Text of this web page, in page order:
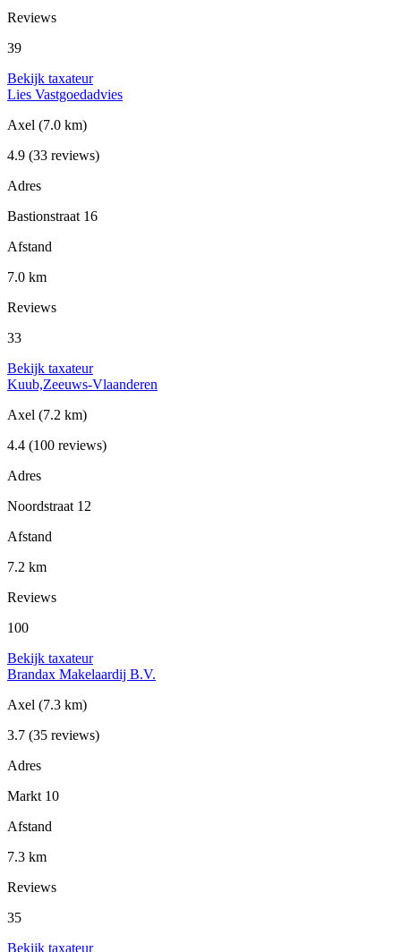
Reviews
39
Bekijk taxateur
Lies Vastgoedadvies
Axel (7.0 km)
4.9 (33 reviews)
Adres
Bastionstraat 16
Afstand
7.0 km
Reviews
33
Bekijk taxateur
Kuub,Zeeuws-Vlaanderen
Axel (7.2 km)
4.4 (100 reviews)
Adres
Noordstraat 12
Afstand
7.2 km
Reviews
100
Bekijk taxateur
Brandax Makelaardij B.V.
Axel (7.3 km)
3.7 (35 reviews)
Adres
Markt 10
Afstand
7.3 km
Reviews
35
Bekijk taxateur